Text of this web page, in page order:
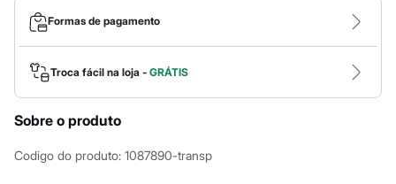
Bijoux
Cintos
Óculos
Relógios
Calçados
Botas
Chinelos
Rasteirinhas
Sandálias
Sapatilhas
Tênis
Formas de pagamento
Troca fácil na loja - GRÁTIS
Sobre o produto
Codigo do produto: 1087890-transp